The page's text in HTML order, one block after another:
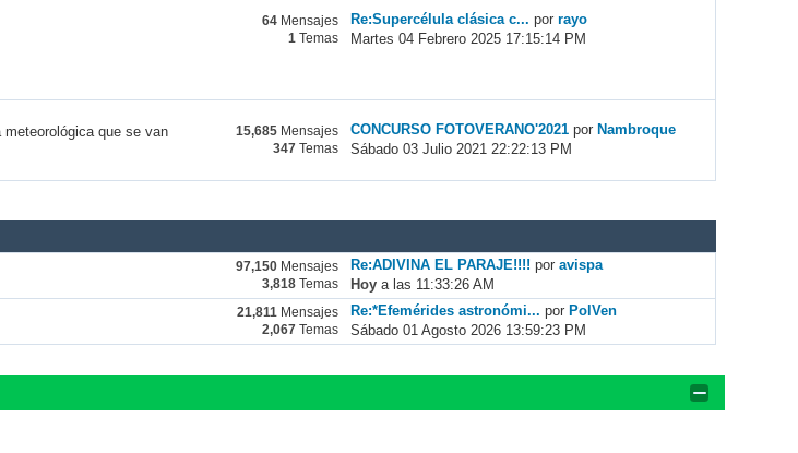
64 Mensajes
1 Temas
Re:Supercélula clásica c... porrayo
Martes 04 Febrero 2025 17:15:14 PM
que se van
15,685 Mensajes
347
Temas
CONCURSO FOTOVERANO'2021 por Nambroque
Sábado 03 Julio 2021 22:22:13 PM
97,150 Mensajes
3,818 Temas
Re:ADIVINA EL PARAJE!!!! poravispa
Hoy a las 11:33:26 AM
21,811 Mensajes
2,067
Temas
Re:*Efemérides astronómi... por PolVen
Sábado 01 Agosto 2026 13:59:23 PM